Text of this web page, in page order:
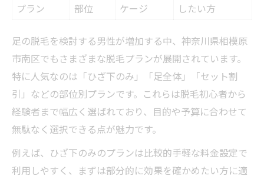
プラン
部位
ケージ
したい方
足の脱毛を検討する男性が増加する中、神奈川県相模原
市南区でもさまざまな脱毛プランが展開されています。
特に人気なのは「ひざ下のみ」「足全体」「セット割
引」などの部位別プランです。これらは脱毛初心者から
経験者まで幅広く選ばれており、目的や予算に合わせて
無駄なく選択できる点が魅力です。
例えば、ひざ下のみのプランは比較的手軽な料金設定で
利用しやすく、まずは部分的に効果を確かめたい方に適